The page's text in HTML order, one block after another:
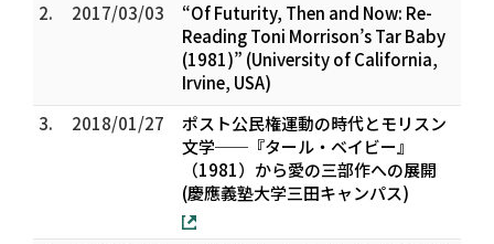
2. 2017/03/03
“Of Futurity, Then and Now: Re-
Reading Toni Morrison’s Tar Baby
(1981)” (University of California,
Irvine, USA)
3.
2018/01/27
ポスト公民権運動の時代とモリスン
文学──『タール・ベイビー』
（1981）から愛の三部作への展開
(慶應義塾大学三田キャンパス)